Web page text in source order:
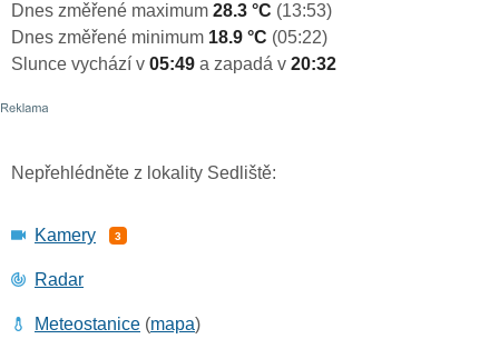
Dnes změřené maximum 28.3 °C (13:53)
Dnes změřené minimum 18.9 °C (05:22)
Slunce vychází v 05:49 a zapadá v 20:32
Nepřehlédněte z lokality Sedliště:
Kamery 3
Radar
Meteostanice (mapa)